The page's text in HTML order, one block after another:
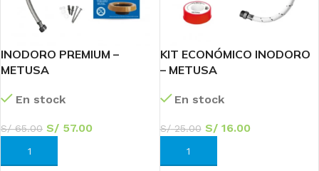
INODORO PREMIUM –
METUSA
En stock
S/65.00 S/ 57.00
AÑADIR AL CARRITO
KIT ECONÓMICO INODORO
– METUSA
En stock
S/25.00 S/16.00
AÑADIR AL CARRITO